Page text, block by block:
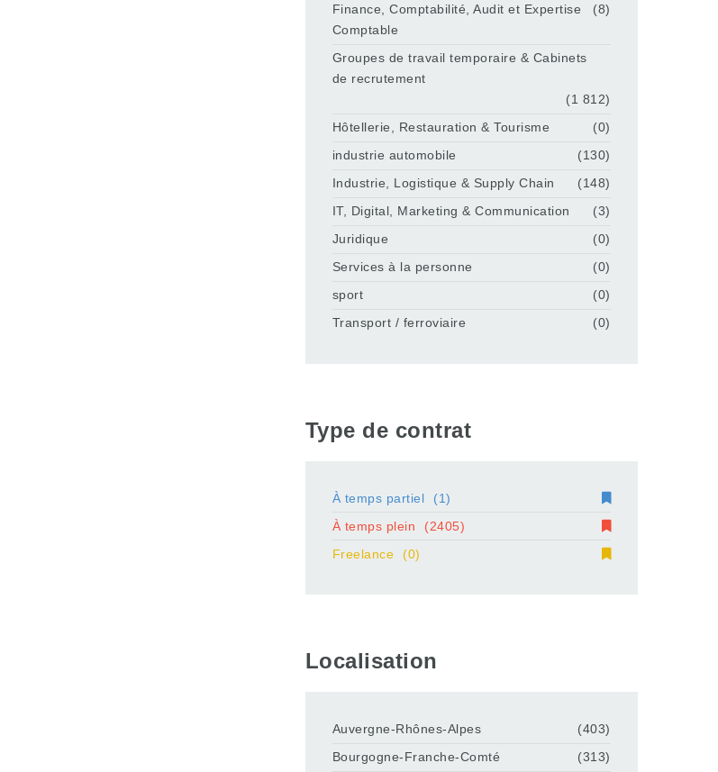
Finance, Comptabilité, Audit et Expertise
Comptable
(8)
Groupes de travail temporaire & Cabinets
de recrutement
(1 812)
Hôtellerie, Restauration & Tourisme
(0)
industrie automobile
(130)
Industrie, Logistique & Supply Chain
(148)
IT, Digital, Marketing & Communication
(3)
Juridique
(0)
Services à la personne
(0)
sport
(0)
Transport / ferroviaire
(0)
Type de contrat
À temps partiel
(1)
À temps plein
(2405)
Freelance
(0)
Localisation
Auvergne-Rhônes-Alpes
(403)
Bourgogne-Franche-Comté
(313)